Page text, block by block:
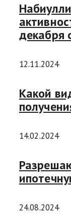
декабря
12.11.2024
Какой
14.02.2024
24.08.2024